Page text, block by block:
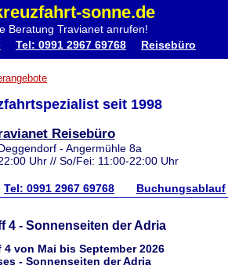
sonne.de
Beratung Travianet anrufen!
Tel: 0991 2967 69768 Reisebüro
seit 1998
Reisebüro
- Angermühle 8a
Uhr // So/Fei: 11:00-22:00 Uhr
Tel: 0991 2967 69768 Buchungsablauf
4 - Sonnenseiten der Adria
4 von Mai bis September 2026
- Sonnenseiten der Adria